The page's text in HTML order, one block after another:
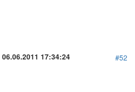
06.06.2011 17:34:24
#52